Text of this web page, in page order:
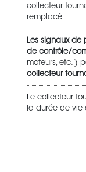
collecteur
remplacé
Les signaux de
de contrôle/
moteurs, etc. )
collecteur
Le collecteur
la durée de